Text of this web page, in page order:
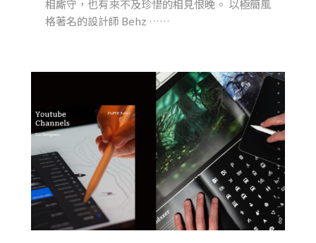
相廝守，也有來不及珍惜的相見恨晚。 以極簡風
格著名的設計師 Behz ……